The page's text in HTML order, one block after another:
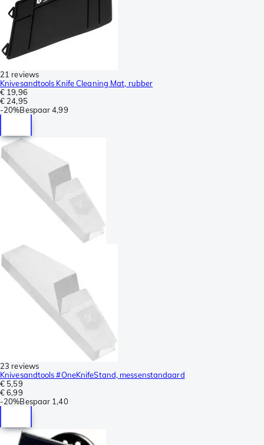
21 reviews
Knivesandtools Knife Cleaning Mat, rubber
€ 19,96
€ 24,95
-20%Bespaar 4,99
23 reviews
Knivesandtools #OneKnifeStand, messenstandaard
€ 5,59
€ 6,99
-20%Bespaar 1,40